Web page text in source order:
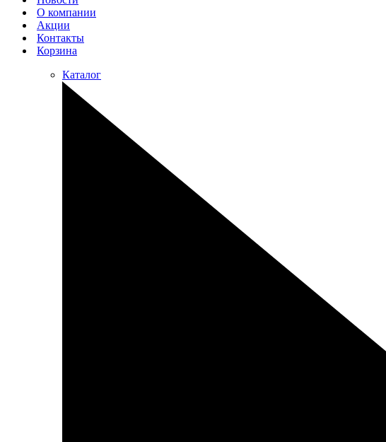
О компании
Акции
Контакты
Корзина
Каталог